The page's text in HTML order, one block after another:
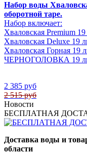
Набор воды
оборотной таре.
Набор включает:
Хваловская Premium
Хваловская Deluxe 19
Хваловская Горная 19
ЧЕРНОГОЛОВКА 19
2 385 руб
2 515 руб
Новости
БЕСПЛАТНАЯ
Доставка воды и
области